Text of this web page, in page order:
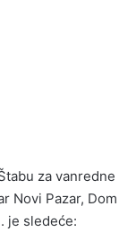
za vanredne
Novi Pazar, Dom
je sledeće: